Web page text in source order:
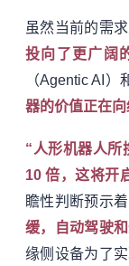
虽然当前的需
投向了更广阔
（Agentic AI）
器的价值正在
“人形机器人所
10 倍，这将开
瞻性判断预示着
缓，自动驾驶
缘侧设备为了